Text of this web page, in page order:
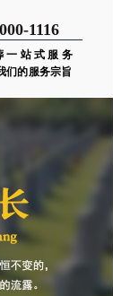
1116
一站式服务
们的服务宗旨